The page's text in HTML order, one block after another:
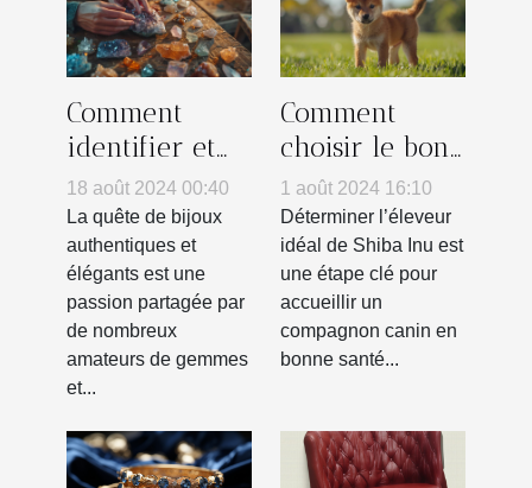
Comment
identifier et
choisir des
bijoux en
vraies pierres
naturelles
18 août 2024 00:40
La quête de bijoux
authentiques et
élégants est une
passion partagée par
de nombreux
amateurs de gemmes
et...
Comment
choisir le bon
éleveur de
Shiba Inu
pour vous
1 août 2024 16:10
Déterminer l’éleveur
idéal de Shiba Inu est
une étape clé pour
accueillir un
compagnon canin en
bonne santé...